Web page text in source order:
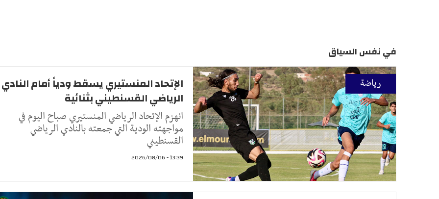
في نفس السياق
رياضة
الإتحاد المنستيري يسقط ودياً أمام النادي
الرياضي القسنطيني بثنائية
انهزم الإتحاد الرياضي المنستيري صباح اليوم في
مواجهته الودية التي جمعته بالنادي الرياضي
القسنطيني
13:39 - 2026/08/06